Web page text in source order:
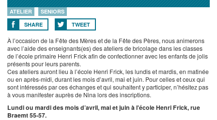
ATELIER
SENIORS
SHARE
TWEET
À l’occasion de la Fête des Mères et de la Fête des Pères, nous animerons
avec l’aide des enseignants(es) des ateliers de bricolage dans les classes
de l’école primaire Henri Frick afin de confectionner avec les enfants de jolis
présents pour leurs parents.
Ces ateliers auront lieu à l’école Henri Frick, les lundis et mardis, en matinée
ou en après-midi, durant les mois d’avril, mai et juin. Pour celles et ceux qui
sont intéressés par ces échanges et qui souhaitent y participer, n’hésitez pas
à vous manifester auprès de Nina lors des inscriptions.
Lundi ou mardi des mois d’avril, mai et juin à l'école Henri Frick, rue
Braemt 55-57.